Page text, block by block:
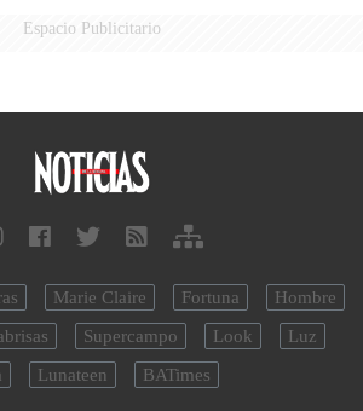
Espacio Publicitario
Marie Claire Fortuna
Hombre
Supercampo Look
Luz
Lunateen BATimes